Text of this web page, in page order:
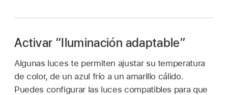
Activar “Iluminación adaptable”
Algunas luces te permiten ajustar su temperatura
de color, de un azul frío a un amarillo cálido.
Puedes configurar las luces compatibles para que